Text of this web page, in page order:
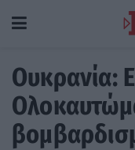
Ουκρανία: